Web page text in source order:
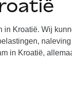
in Kroatië. Wij
in Kroatië,